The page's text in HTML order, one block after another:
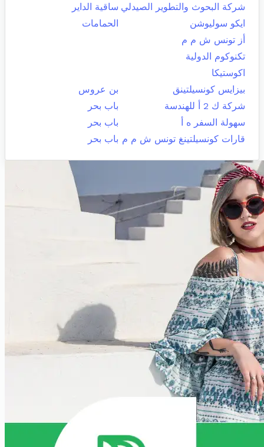
شركة البحوث والتطوير الصيدلي ساقية الداير
ايكو سوليوشن
الحمامات
أز تونس ش م م
تكنوكوم الدولية
اكوستيكا
بيزايس كونسيلتينق
بن عروس
شركة ك 2 أ للهندسة
باب بحر
سهولة السفر ه أ
باب بحر
قارات كونسيلتينغ تونس ش م م باب بحر